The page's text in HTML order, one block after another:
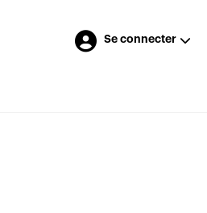
Se connecter